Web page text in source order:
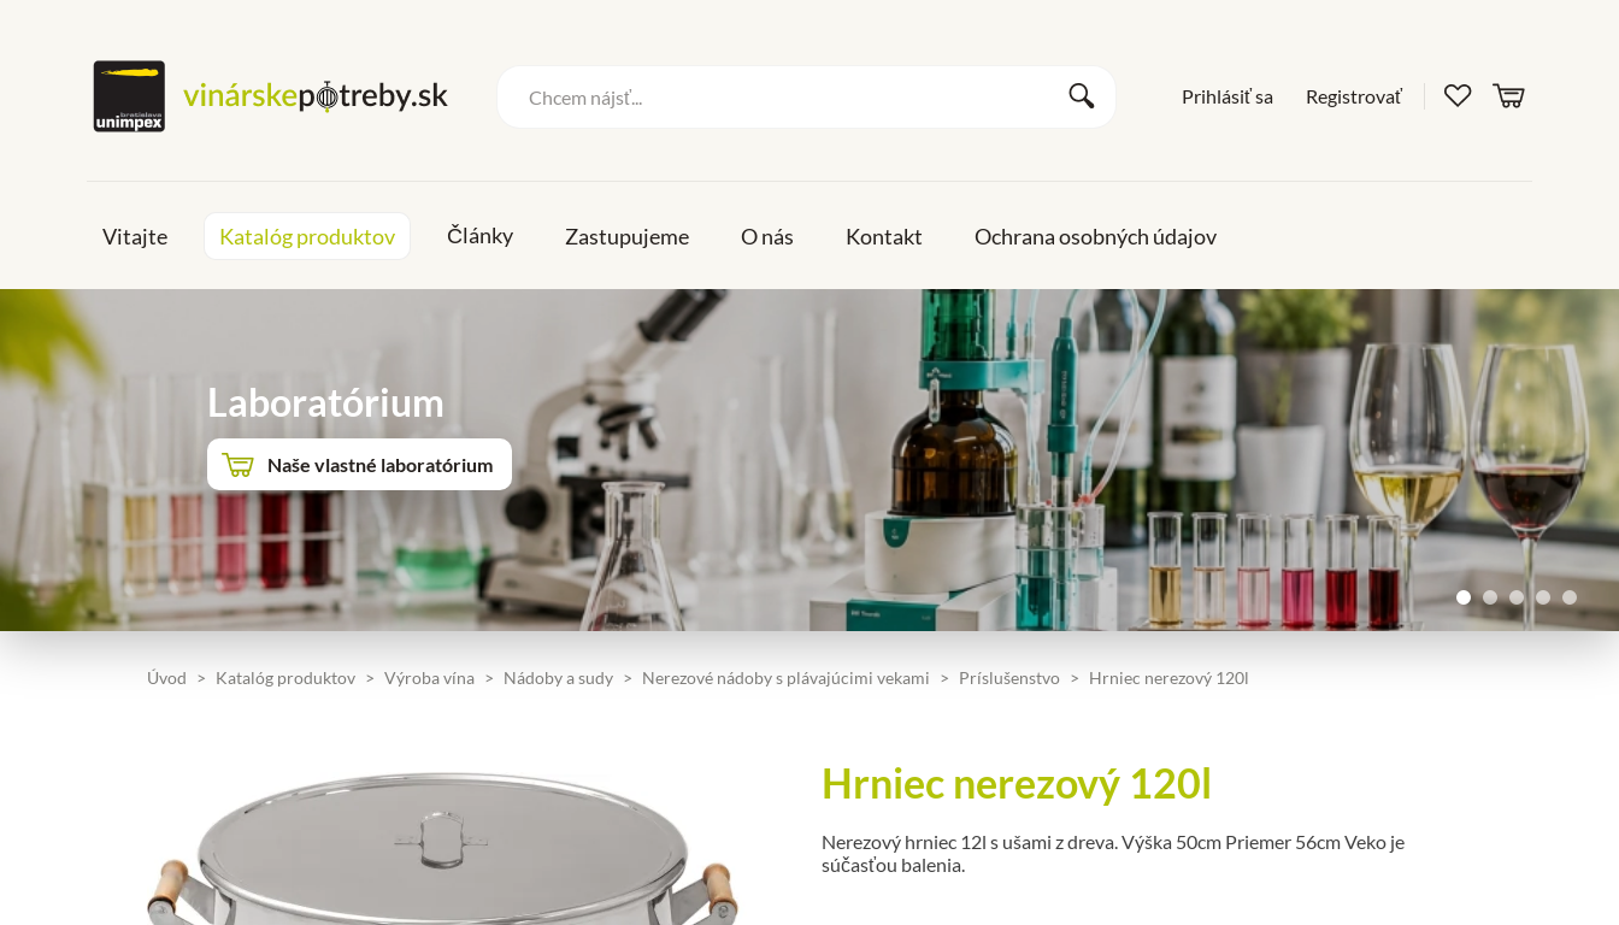
VyhľadaťPrihlásiť sa Registrovať Obľúbené
Vitajte Katalóg produktov Články Zastupujeme O nás Kontakt Ochrana osobných údajov
Laboratórium
Naše vlastné laboratórium
Úvod Katalóg produktov Výroba vína Nádoby a sudy Nerezové nádoby s plávajúcimi vekami Príslušenstvo Hrniec nerezový 120l
Hrniec nerezový 120l
Nerezový hrniec 12l s ušami z dreva. Výška 50cm Priemer 56cm Veko je
súčasťou balenia.